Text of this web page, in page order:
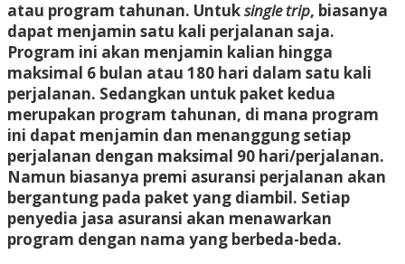
atau program tahunan. Untuksingle trip, biasanya
dapat menjamin satu kali perjalanan saja.
Program ini akan menjamin kalian hingga
maksimal 6 bulan atau 180 hari dalam satu kali
perjalanan. Sedangkan untuk paket kedua
merupakan program tahunan, di mana program
ini dapat menjamin dan menanggung setiap
perjalanan dengan maksimal 90 hari/perjalanan.
Namun biasanya premi asuransi perjalanan akan
bergantung pada paket yang diambil. Setiap
penyedia jasa asuransi akan menawarkan
program dengan nama yang berbeda-beda.